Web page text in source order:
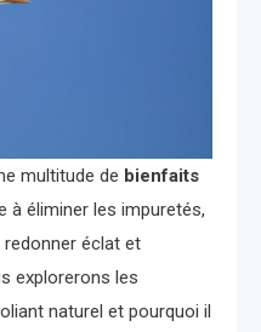
multitude de bienfaits
à éliminer les impuretés,
redonner éclat et
explorerons les
naturel et pourquoi il